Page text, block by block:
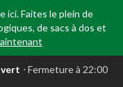
ici. Faites le plein de
de sacs à dos et
⋅ Fermeture à 22:00